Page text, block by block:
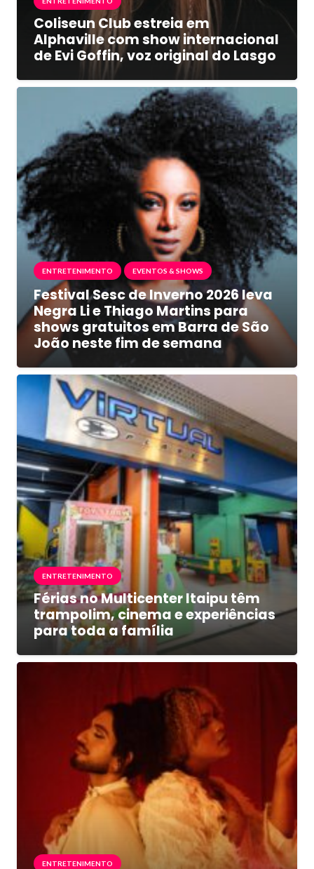
Coliseun Club estreia em
Alphaville com show internacional
de Evi Goffin, voz original do Lasgo
ENTRETENIMENTO EVENTOS & SHOWS
Festival Sesc de Inverno 2026 leva
Negra Li e Thiago Martins para
shows gratuitos em Barra de São
João neste fim de semana
ENTRETENIMENTO
Férias no Multicenter Itaipu têm
trampolim, cinema e experiências
para toda a família
ENTRETENIMENTO